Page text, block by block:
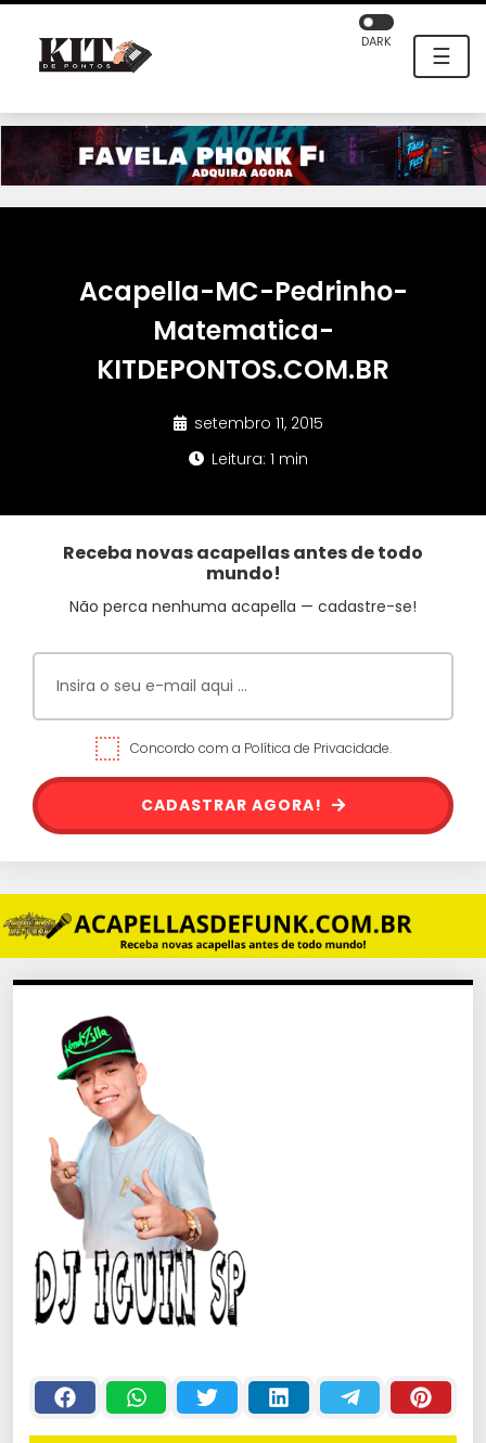
☰
DARK
Acapella-MC-Pedrinho-
Matematica-
KITDEPONTOS.COM.BR
setembro 11, 2015
Leitura: 1 min
Receba novas acapellas antes de todo
mundo!
Não perca nenhuma acapella — cadastre-se!
Concordo com a Política de Privacidade.
CADASTRAR AGORA!